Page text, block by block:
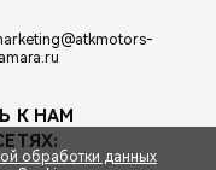
К НАМ
обработки данных